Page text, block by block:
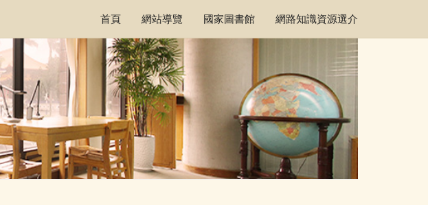
首頁
網站導覽 國家圖書館 網路知識資源選介